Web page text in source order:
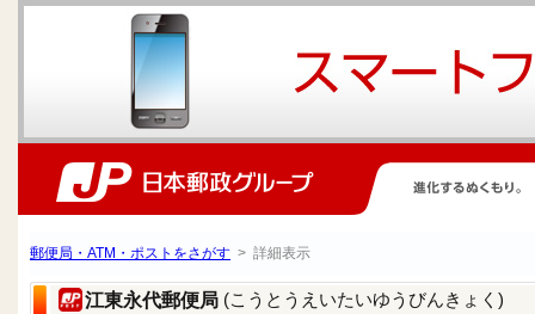
郵便局・ATM・ポストをさがす > 詳細表示
江東永代郵便局 (こうとうえいたいゆうびんきょく)